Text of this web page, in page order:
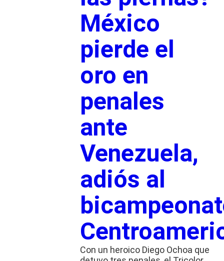
México
pierde el
oro en
penales
ante
Venezuela,
adiós al
Con un heroico Diego Ochoa que